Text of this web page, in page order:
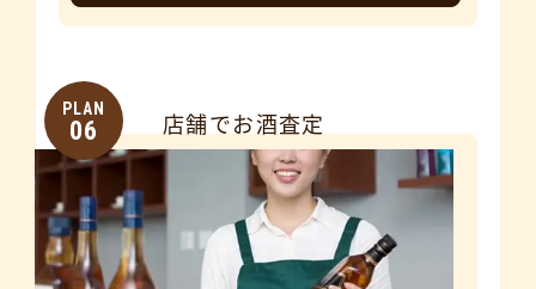
PLAN
06 店舗でお酒査定